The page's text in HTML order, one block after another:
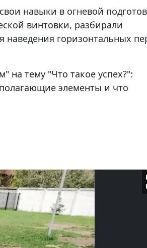
навыки в огневой
винтовки, разбирали
наведения горизонтальных
на тему "Что такое успех?":
элементы и что